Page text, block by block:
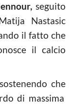
seguito
Nastasic
il fatto che
il calcio
che
di massima